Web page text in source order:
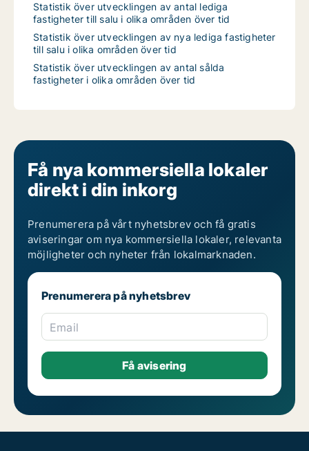
Statistik över utvecklingen av antal lediga
fastigheter till salu i olika områden över tid
Statistik över utvecklingen av nya lediga fastigheter
till salu i olika områden över tid
Statistik över utvecklingen av antal sålda
fastigheter i olika områden över tid
Få nya kommersiella lokaler
direkt i din inkorg
Prenumerera på vårt nyhetsbrev och få gratis
aviseringar om nya kommersiella lokaler, relevanta
möjligheter och nyheter från lokalmarknaden.
Prenumerera på nyhetsbrev
Email